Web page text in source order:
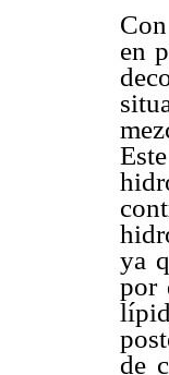
en
ya
por
de